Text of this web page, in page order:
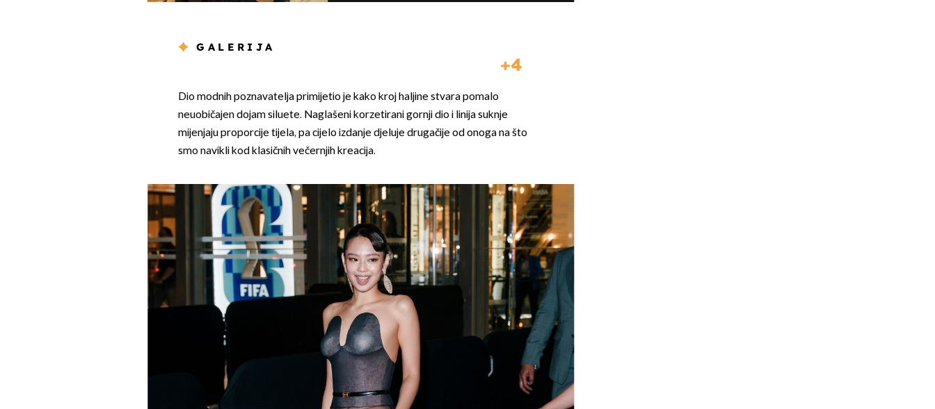
GALERIJA
4
Dio modnih poznavatelja primijetio je kako kroj haljine stvara pomalo
neuobičajen dojam siluete. Naglašeni korzetirani gornji dio i linija suknje
mijenjaju proporcije tijela, pa cijelo izdanje djeluje drugačije od onoga na što
smo navikli kod klasičnih večernjih kreacija.